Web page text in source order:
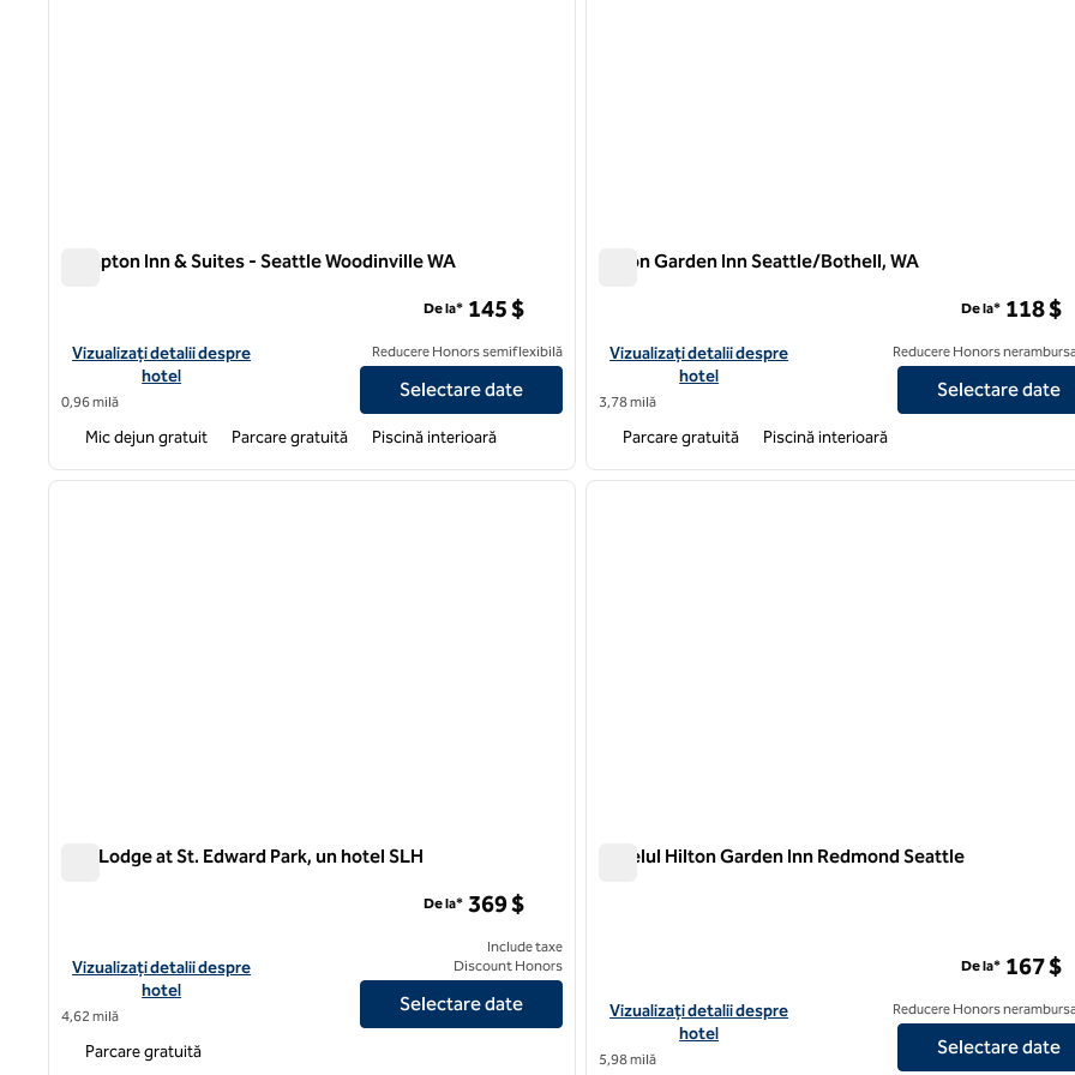
Hampton Inn & Suites - Seattle Woodinville WA
Vizualizați detaliile hotelului pentru Hampton Inn & Suites-Seattle Woodinville WA
Vizualizați detalii despre
hotel
0,96 milă
De la* 145 $
Reducere Honors semiflexibilă
Selectare date
Mic dejun gratuit Parcare gratuită Piscină interioară
Hilton Garden Inn Seattle/Bothell, WA
Vizualizați detaliile hotelului Hilton Garden Inn Seattle/Bothell,
Vizualizați detalii despre
hotel
3,78 milă
De la* 118 $
Reducere Honors
Selectare date
Parcare gratuită Piscină interioară
1 din 10
imaginea următoare
The Lodge at St. Edward Park, un hotel SLH
Vizualizați detaliile hotelului The Lodge at St. Edward Park, un hotel SLH
Vizualizați detalii despre
hotel
4,62 milă
De la* 369 $
Include taxe
Discount Honors
Selectare date
Parcare gratuită
1 din 11
Hotelul Hilton Garden Inn Redmond Seattle
Vizualizați detaliile hotelului Hilton Garden Inn Redmond
Vizualizați detalii despre
hotel
5,98 milă
De la* 167 $
Reducere Honors
Selectare date